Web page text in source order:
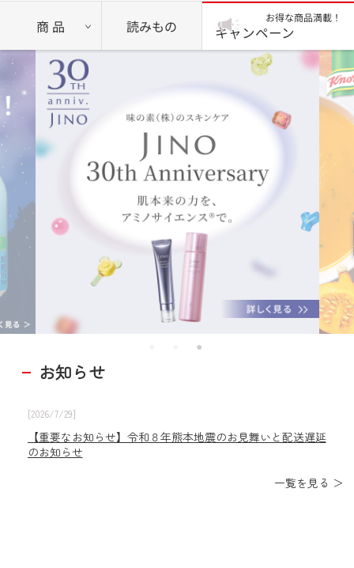
商 品 読みもの お得な商品満載！
キャンペーン
お知らせ
[2026/7/29]
【重要なお知らせ】令和８年熊本地震のお見舞いと配送遅延
のお知らせ
一覧を見る ＞